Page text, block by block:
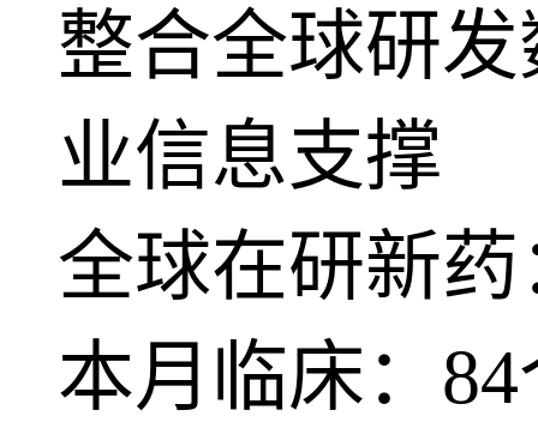
整合全球研
业信息支撑
全球在研新药
本月临床： 84